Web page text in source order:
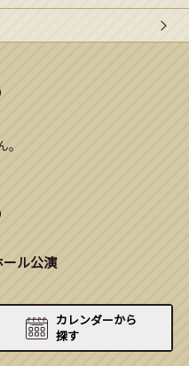
ル公演
カレンダーから
探す